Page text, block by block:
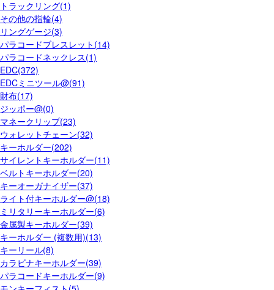
トラックリング(1)
その他の指輪(4)
リングゲージ(3)
パラコードブレスレット(14)
パラコードネックレス(1)
EDC(372)
EDCミニツール@(91)
財布(17)
ジッポー@(0)
マネークリップ(23)
ウォレットチェーン(32)
キーホルダー(202)
サイレントキーホルダー(11)
ベルトキーホルダー(20)
キーオーガナイザー(37)
ライト付キーホルダー@(18)
ミリタリーキーホルダー(6)
金属製キーホルダー(39)
キーホルダー (複数用)(13)
キーリール(8)
カラビナキーホルダー(39)
パラコードキーホルダー(9)